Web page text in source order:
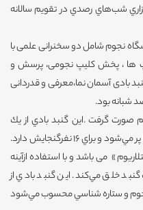
شب‌هاي رصدي در تقويم سالانه
نجوم شامل دو سخنرانی علمی با
ها ، پخش کلیپ نجومی، پرسش و
بادی آسمان نما،معرفی و قدردانی
شبانه بود.
صورت گرفت .این گنبد بادي از يك
محفظه پارچه‌اي ساخته شده است كه با هوا پر مي‌شود و براي 16 نفرگنجايش دارد.
» می باشد و با استفاده ازآينه
خلق مي‌كند. اين گنبد بادي از
و ستاره شناسي محسوب مي‌شود